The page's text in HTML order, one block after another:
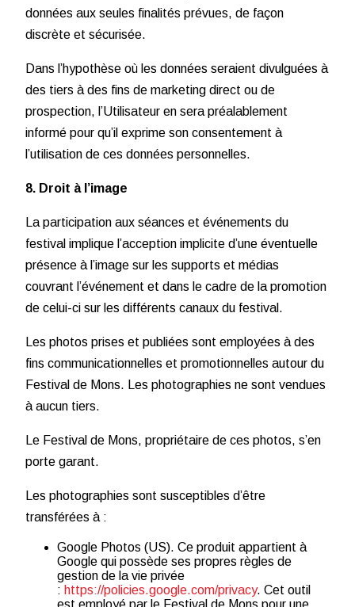
données aux seules finalités prévues, de façon
discrète et sécurisée.
Dans l’hypothèse où les données seraient divulguées à
des tiers à des fins de marketing direct ou de
prospection, l’Utilisateur en sera préalablement
informé pour qu’il exprime son consentement à
l’utilisation de ces données personnelles.
8. Droit à l’image
La participation aux séances et événements du
festival implique l’acception implicite d’une éventuelle
présence à l’image sur les supports et médias
couvrant l’événement et dans le cadre de la promotion
de celui-ci sur les différents canaux du festival.
Les photos prises et publiées sont employées à des
fins communicationnelles et promotionnelles autour du
Festival de Mons. Les photographies ne sont vendues
à aucun tiers.
Le Festival de Mons, propriétaire de ces photos, s’en
porte garant.
Les photographies sont susceptibles d’être
transférées à :
Google Photos (US). Ce produit appartient à
Google qui possède ses propres règles de
gestion de la vie privée
: https://policies.google.com/privacy. Cet outil